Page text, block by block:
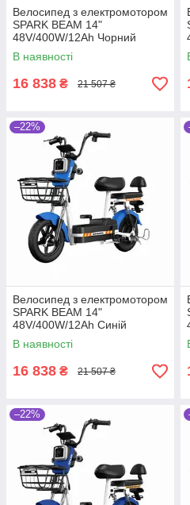
Велосипед з електромотором
SPARK BEAM 14"
48V/400W/12Ah Чорний
В наявності
16 838 ₴ 21 507 ₴
–22%
Велосипед з електромотором
SPARK BEAM 14"
48V/400W/12Ah Синій
В наявності
16 838 ₴ 21 507 ₴
–22%